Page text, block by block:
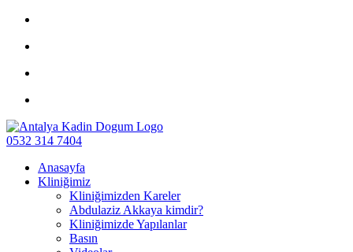
0532 314 7404
Anasayfa
Kliniğimiz
Kliniğimizden Kareler
Abdulaziz Akkaya kimdir?
Kliniğimizde Yapılanlar
Basın